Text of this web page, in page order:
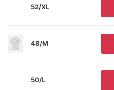
52/XL
48/M
50/L